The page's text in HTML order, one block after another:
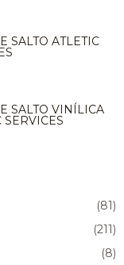
(81)
(211)
(8)
SALTO ATLETIC
SALTO VINÍLICA
SERVICES